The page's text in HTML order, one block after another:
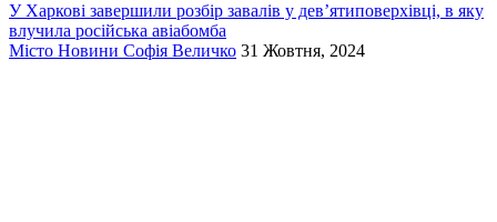
У Харкові завершили розбір завалів у дев’ятиповерхівці, в яку
влучила російська авіабомба
Місто Новини Софія Величко 31 Жовтня, 2024